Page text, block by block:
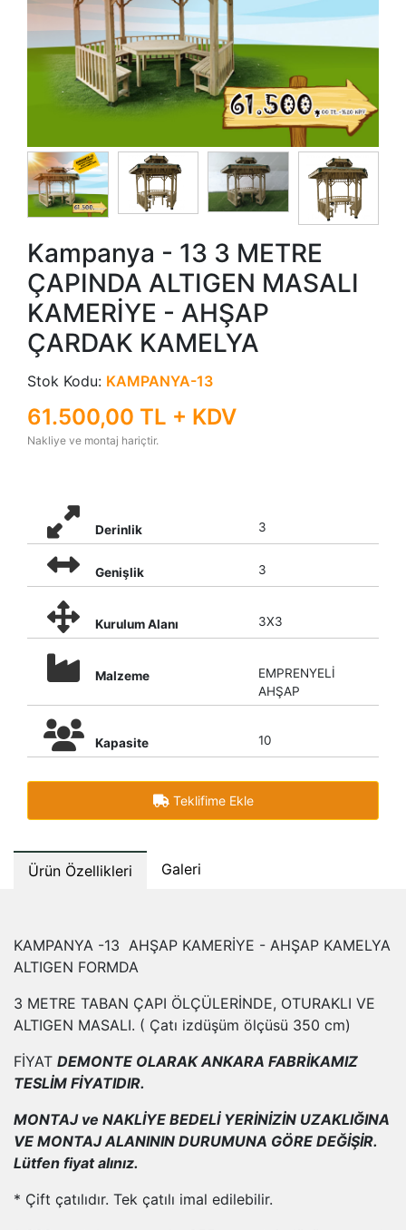
Kampanya - 13 3 METRE
ÇAPINDA ALTIGEN MASALI
KAMERİYE - AHŞAP
ÇARDAK KAMELYA
Stok Kodu: KAMPANYA-13
61.500,00 TL + KDV
Nakliye ve montaj hariçtir.
Derinlik 3
Genişlik 3
Kurulum Alanı 3X3
Malzeme
EMPRENYELİ
AHŞAP
Kapasite 10
Teklifime Ekle
Ürün Özellikleri Galeri
KAMPANYA -13 AHŞAP KAMERİYE - AHŞAP KAMELYA
ALTIGEN FORMDA
3 METRE TABAN ÇAPI ÖLÇÜLERİNDE, OTURAKLI VE
ALTIGEN MASALI. ( Çatı izdüşüm ölçüsü 350 cm)
FİYAT DEMONTE OLARAK ANKARA FABRİKAMIZ
TESLİM FİYATIDIR.
MONTAJ ve NAKLİYE BEDELİ YERİNİZİN UZAKLIĞINA
VE MONTAJ ALANININ DURUMUNA GÖRE DEĞİŞİR.
Lütfen fiyat alınız.
* Çift çatılıdır. Tek çatılı imal edilebilir.